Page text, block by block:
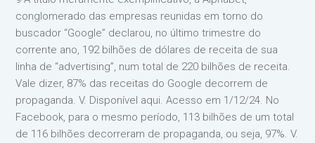
conglomerado das empresas reunidas em torno do
buscador “Google” declarou, no último trimestre do
corrente ano, 192 bilhões de dólares de receita de sua
linha de “advertising”, num total de 220 bilhões de receita.
Vale dizer, 87% das receitas do Google decorrem de
propaganda. V. Disponível aqui. Acesso em 1/12/24. No
Facebook, para o mesmo período, 113 bilhões de um total
de 116 bilhões decorreram de propaganda, ou seja, 97%. V.